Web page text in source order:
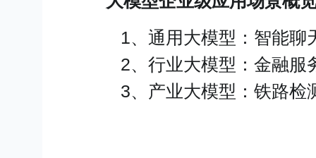
poe
phind
https://sdk.vercel.ai ,大
1、通用大模型：智能
2、行业大模型：金融
3、产业大模型：铁路